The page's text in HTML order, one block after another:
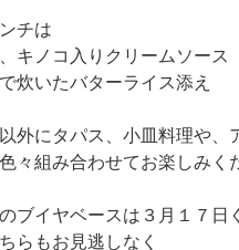
チは
キノコ入りクリームソース
炊いたバターライス添え
外にタパス、小皿料理や、
々組み合わせてお楽しみく
ブイヤベースは３月１７日
らもお見逃しなく